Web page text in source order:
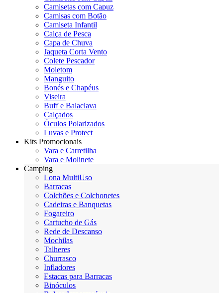
Camisetas com Capuz
Camisas com Botão
Camiseta Infantil
Calça de Pesca
Capa de Chuva
Jaqueta Corta Vento
Colete Pescador
Moletom
Manguito
Bonés e Chapéus
Viseira
Buff e Balaclava
Calçados
Óculos Polarizados
Luvas e Protect
Kits Promocionais
Vara e Carretilha
Vara e Molinete
Camping
Lona MultiUso
Barracas
Colchões e Colchonetes
Cadeiras e Banquetas
Fogareiro
Cartucho de Gás
Rede de Descanso
Mochilas
Talheres
Churrasco
Infladores
Estacas para Barracas
Binóculos